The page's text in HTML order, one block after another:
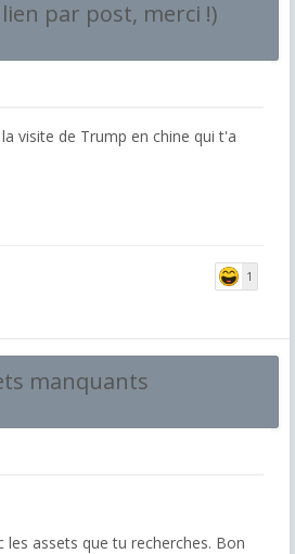
par post, merci !)
visite de Trump en chine qui t'a
1
manquants
les assets que tu recherches. Bon